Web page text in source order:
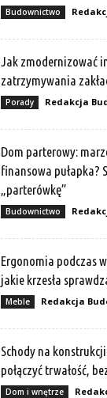
Budownictwo
Jak zmodernizować
zatrzymywania
Porady Redakcja
Dom parterowy:
finansowa pułapka?
„parterówkę”
Budownictwo
Ergonomia podczas
jakie krzesła
Meble Redakcja
Schody na
połączyć trwałość,
Dom i wnętrze